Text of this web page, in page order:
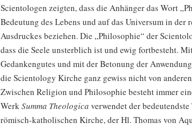
Scientologen zeigten, dass die Anhänger das Wort
Bedeutung des Lebens und auf das Universum in der
Ausdruckes beziehen. Die „Philosophie“ der
dass die Seele unsterblich ist und ewig fortbesteht.
Gedankengutes und mit der Betonung der
die Scientology Kirche ganz gewiss nicht von
Zwischen Religion und Philosophie besteht immer
WerkSumma Theologica verwendet der
römisch-katholischen Kirche, der Hl. Thomas von